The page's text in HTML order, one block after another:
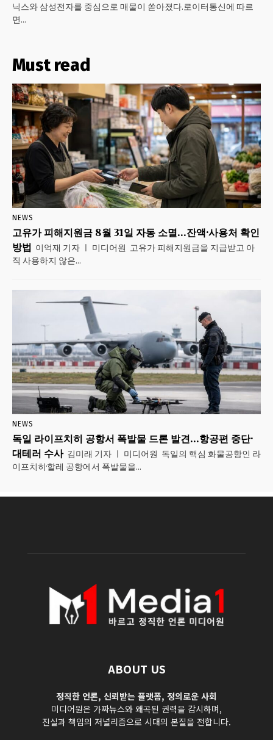
닉스와 삼성전자를 중심으로 매물이 쏟아졌다.로이터통신에 따르
면...
Must read
NEWS
고유가 피해지원금 8월 31일 자동 소멸…잔액·사용처 확인
방법 이억재 기자 ㅣ 미디어원 고유가 피해지원금을 지급받고 아
직 사용하지 않은...
NEWS
독일 라이프치히 공항서 폭발물 드론 발견…항공편 중단·
대테러 수사 김미래 기자 ㅣ 미디어원 독일의 핵심 화물공항인 라
이프치히·할레 공항에서 폭발물을...
ABOUT US
정직한 언론, 신뢰받는 플랫폼, 정의로운 사회
미디어원은 가짜뉴스와 왜곡된 권력을 감시하며,
진실과 책임의 저널리즘으로 시대의 본질을 전합니다.